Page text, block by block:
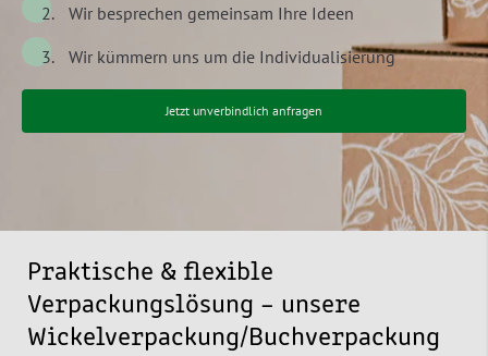
Wir besprechen gemeinsam Ihre Ideen
Wir kümmern uns um die Individualisierung
Jetzt unverbindlich anfragen
Praktische & flexible
Verpackungslösung – unsere
Wickelverpackung/Buchverpackung